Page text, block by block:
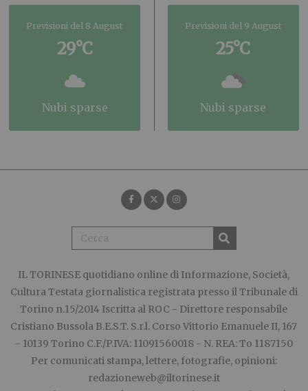
Previsioni del 8 August
29°C
nubi sparse
Previsioni del 9 August
25°C
nubi sparse
IL TORINESE quotidiano online di Informazione, Società,
Cultura Testata giornalistica registrata presso il Tribunale di
Torino n.15/2014 Iscritta al ROC - Direttore responsabile
Cristiano Bussola B.E.S.T. S.r.l. Corso Vittorio Emanuele II, 167
- 10139 Torino C.F./P.IVA: 11091560018 - N. REA: To 1187150
Per comunicati stampa, lettere, fotografie, opinioni:
redazioneweb@iltorinese.it